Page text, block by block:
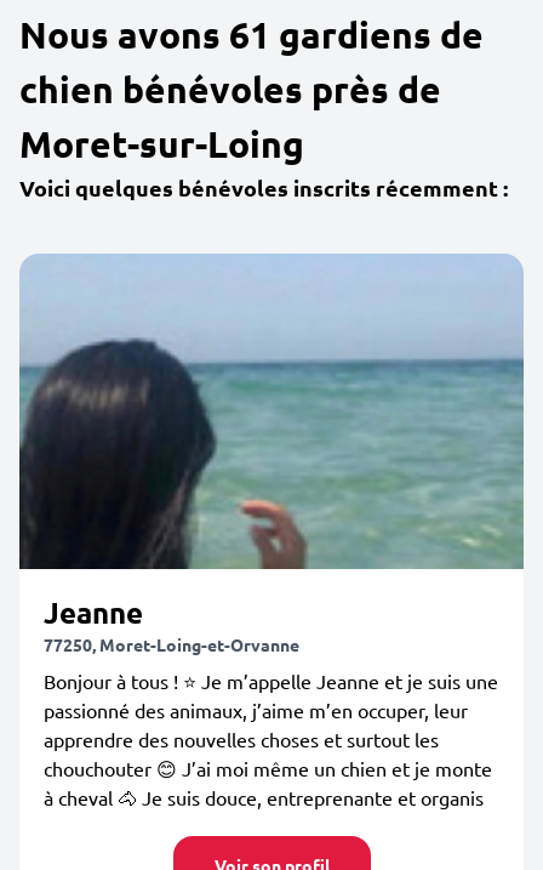
Nous avons 61 gardiens de
chien bénévoles près de
Moret-sur-Loing
Voici quelques bénévoles inscrits récemment :
Jeanne
77250, Moret-Loing-et-Orvanne
Bonjour à tous ! ⭐️ Je m’appelle Jeanne et je suis une
passionné des animaux, j’aime m’en occuper, leur
apprendre des nouvelles choses et surtout les
chouchouter 😊 J’ai moi même un chien et je monte
à cheval 🐴 Je suis douce, entreprenante et organis
Voir son profil